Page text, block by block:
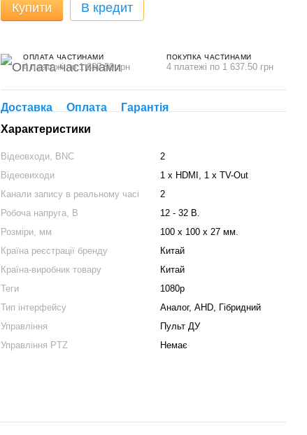
Купити В кредит
ОПЛАТА ЧАСТИНАМИ
4 платежі по 1 637.50 грн
ПОКУПКА ЧАСТИНАМИ
4 платежі по 1 637.50 грн
Доставка Оплата
Гарантія
Характеристики
Відеовходи, BNC
2
Відеовиходи
1 x HDMI, 1 x TV-Out
Канали запису в реальному часі
2
Робоча напруга, В
12 - 32 В.
Розміри, мм
100 х 100 х 27 мм.
Країна реєстрації бренду
Китай
Країна-виробник товару
Китай
Теги
1080р
Тип інтерфейсу
Аналог, AHD, Гібридний
Управління
Пульт ДУ
Управління PTZ
Немає